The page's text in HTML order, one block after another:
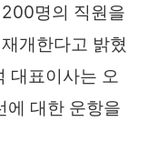
명의 직원을
개한다고 밝혔
대표이사는 오
대한 운항을